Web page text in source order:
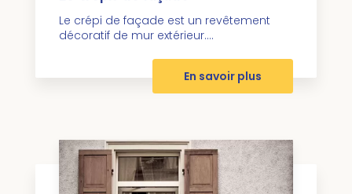
Le crépi de façade est un revêtement
décoratif de mur extérieur....
En savoir plus